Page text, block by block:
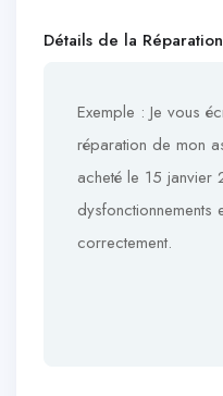
Détails de la Réparation